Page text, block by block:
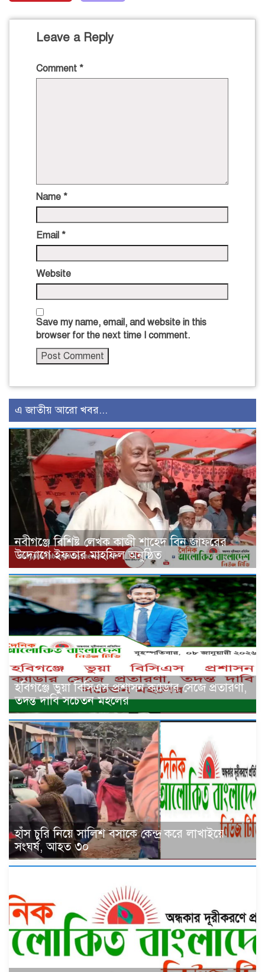
Leave a Reply
Comment *
Name *
Email *
Website
Save my name, email, and website in this
browser for the next time I comment.
এ জাতীয় আরো খবর...
নবীগঞ্জে বিশিষ্ট লেখক কাজী শাহেদ বিন জাফরের
উদ্যোগে ইফতার মাহফিল অনুষ্ঠিত
হবিগঞ্জে ভুয়া বিসিএস প্রশাসন ক্যাডার সেজে প্রতারণা,
তদন্ত দাবি সচেতন মহলের
হাঁস চুরি নিয়ে সালিশ বসাকে কেন্দ্র করে লাখাইয়ে
সংঘর্ষ, আহত ৩০